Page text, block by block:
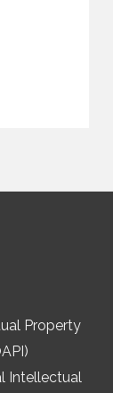
Property
Intellectual